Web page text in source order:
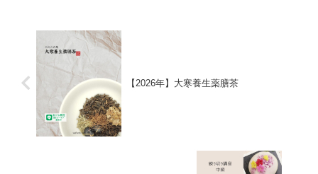
【2026年】大寒養生薬膳茶